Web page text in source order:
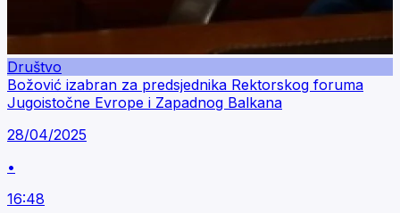
Društvo
Božović izabran za predsjednika Rektorskog foruma
Jugoistočne Evrope i Zapadnog Balkana
28/04/2025
•
16:48